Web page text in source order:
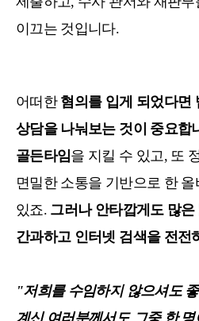
이끄는 것입니다.
어떠한 혐의를 입게 되었다면
상담을 나눠보는 것이 중요합
골든타임을 지킬 수 있고, 또
면밀한 소통을 기반으로 한
있죠. 그러나 안타깝게도 많
간과하고 인터넷 검색을 전전
"저희를 수임하지 않으셔도